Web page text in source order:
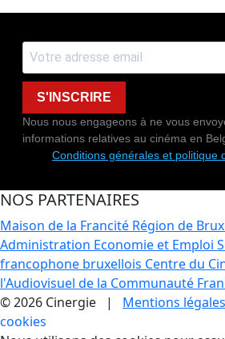
S'INSCRIRE
Nous nous engageons à ne vous
informations relatives au cinéma en
Conditions générales et politique
NOS PARTENAIRES
Maison de la Francité Région de
Administration Economie et Emploi
francophone bruxellois Centre du
l'Audiovisuel de la Communauté
© 2026 Cinergie | Mentions légales
cookies